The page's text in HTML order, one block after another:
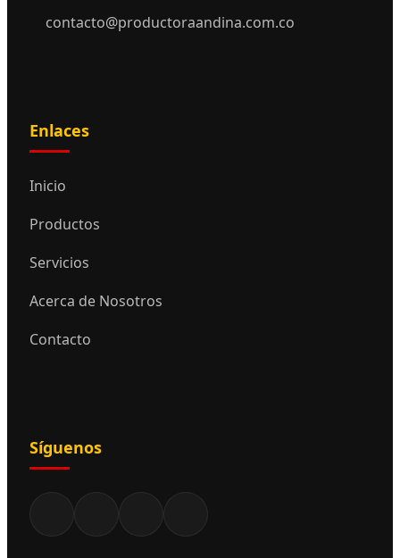
contacto@productoraandina.com.co
Enlaces
Inicio
Productos
Servicios
Acerca de Nosotros
Contacto
Síguenos